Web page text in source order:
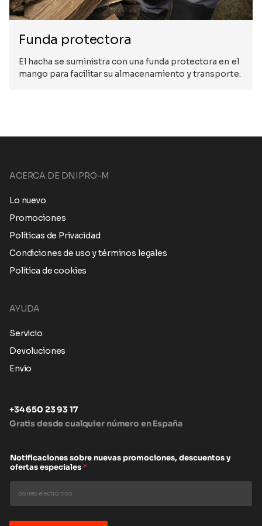
Funda protectora
El hacha se suministra con una funda protectora en el
mango para facilitar su almacenamiento y transporte.
ACERCA DE DNIPRO-M
Lo nuevo
Promociones
Políticas de Privacidad
Condiciones de uso y términos legales
Política de cookies
AYUDA
Servicio
Devoluciones
Envio
+34 650 23 93 17
Gratis desde cualquier número en España
Notificaciones sobre nuevas promociones, descuentos y
ofertas especiales*